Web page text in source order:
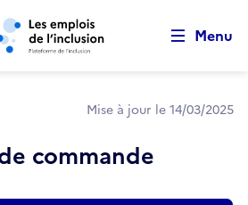
Aller au contenu principal
Menu
Mise à jour le 14/03/2025
commande
cookies